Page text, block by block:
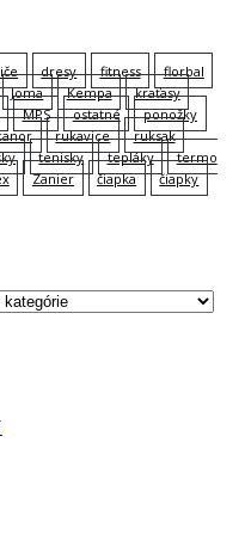
dresy fitness
florbal
Joma Kempa
kraťasy
MPS ostatné
ponožky
rukavice
ruksak
tenisky tepláky
termo
Zanier čiapka
čiapky